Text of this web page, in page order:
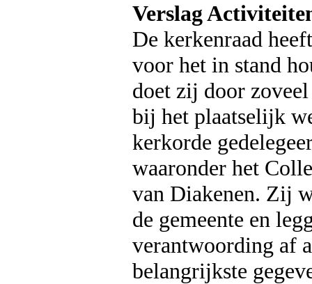
Verslag
De kerkenraad
voor het in stand
doet zij door
bij het plaatselijk
kerkorde
waaronder het
van Diakenen. Zij
de gemeente en
verantwoording af
belangrijkste